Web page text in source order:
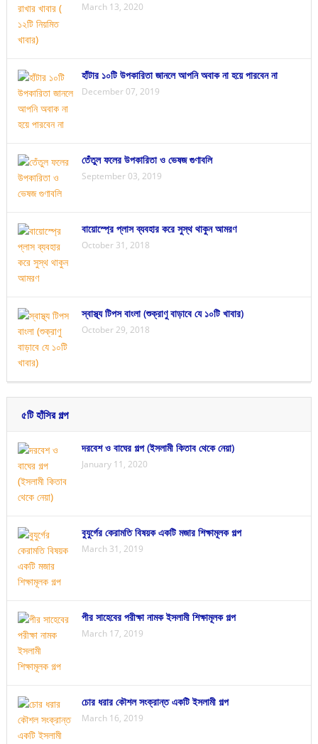
March 13, 2020
হাঁটার ১০টি উপকারিতা জানলে আপনি অবাক না হয়ে পারবেন না
December 07, 2019
তেঁতুল ফলের উপকারিতা ও ভেষজ গুণাবলি
September 03, 2019
বায়োস্প্রে প্লাস ব্যবহার করে সুস্থ থাকুন আমরণ
October 31, 2018
স্বাস্থ্য টিপস বাংলা (শুক্রাণু বাড়াবে যে ১০টি খাবার)
October 29, 2018
৫টি হাঁসির গল্প
দরবেশ ও বাঘের গল্প (ইসলামী কিতাব থেকে নেয়া)
January 11, 2020
বুযুর্গের কেরামতি বিষয়ক একটি মজার শিক্ষামূলক গল্প
March 31, 2019
পীর সাহেবের পরীক্ষা নামক ইসলামী শিক্ষামূলক গল্প
March 17, 2019
চোর ধরার কৌশল সংক্রান্ত একটি ইসলামী গল্প
March 16, 2019